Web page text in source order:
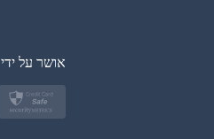
בטורקית
אושר על ידי